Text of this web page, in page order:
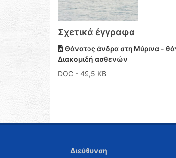
Σχετικά έγγραφα
Θάνατος άνδρα στη Μύρινα -
Διακομιδή ασθενών
DOC - 49,5 KB
Διεύθυνση